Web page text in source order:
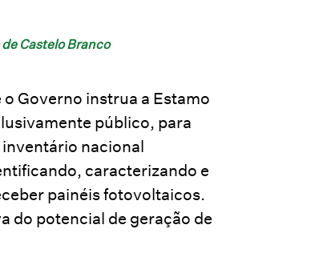
Castelo Branco
Governo instrua a Estamo
público, para
nacional
caracterizando e
painéis fotovoltaicos.
do potencial de geração de